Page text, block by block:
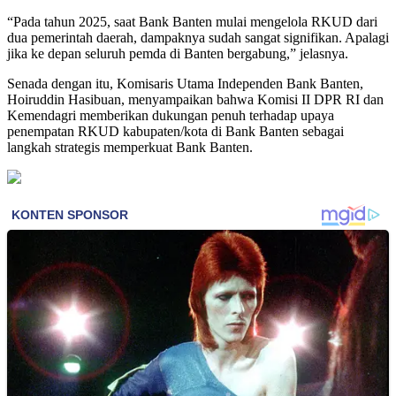
“Pada tahun 2025, saat Bank Banten mulai mengelola RKUD dari
dua pemerintah daerah, dampaknya sudah sangat signifikan. Apalagi
jika ke depan seluruh pemda di Banten bergabung,” jelasnya.
Senada dengan itu, Komisaris Utama Independen Bank Banten,
Hoiruddin Hasibuan, menyampaikan bahwa Komisi II DPR RI dan
Kemendagri memberikan dukungan penuh terhadap upaya
penempatan RKUD kabupaten/kota di Bank Banten sebagai
langkah strategis memperkuat Bank Banten.